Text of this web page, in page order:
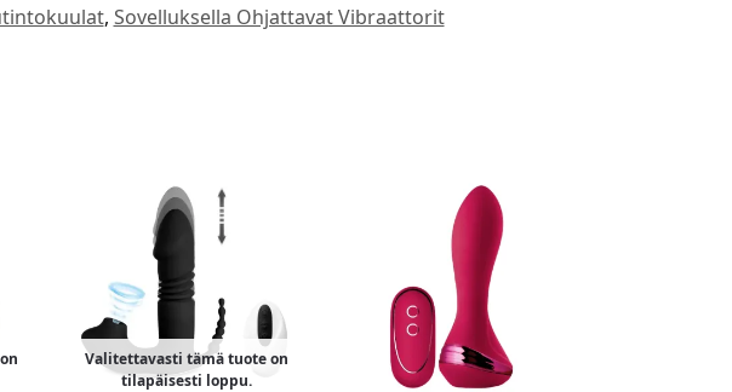
, Sovelluksella Ohjattavat Vibraattorit
Valitettavasti tämä tuote on
tilapäisesti loppu.